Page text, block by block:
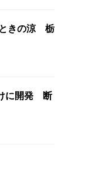
ときの涼 栃
に開発 断